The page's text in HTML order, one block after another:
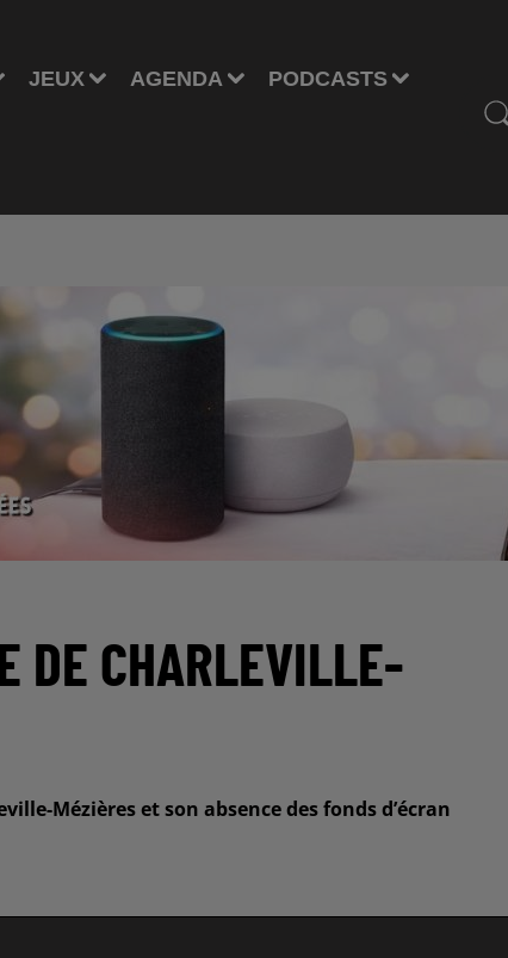
JEUX AGENDA PODCASTS
DE CHARLEVILLE-
Mézières et son absence des fonds d’écran